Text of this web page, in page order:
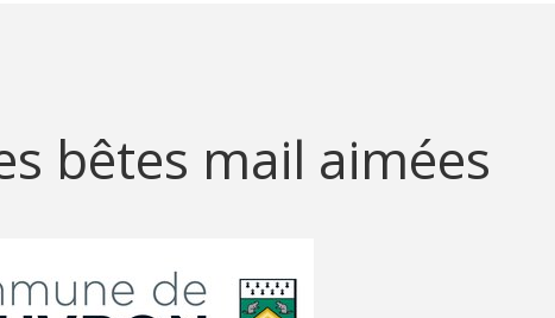
bêtes mail aimées